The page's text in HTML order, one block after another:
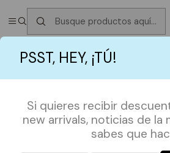
PSST, HEY, ¡TÚ!
Si quieres recibir
new arrivals, noticias de la
sabes que
✮ ⋆ ˚｡𖦹 ⋆｡°✩Próximos Despachos
⋆｡°✩
POLERAS
Polera Stranger Things /